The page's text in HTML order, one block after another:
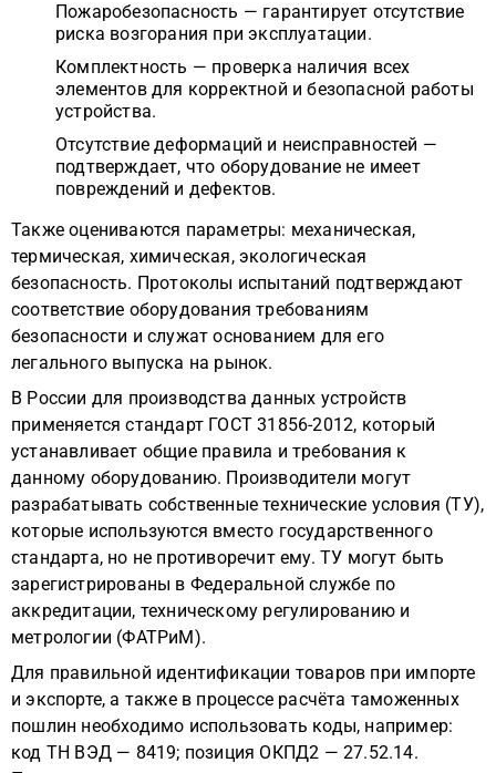
Пожаробезопасность — гарантирует отсутствие
риска возгорания при эксплуатации.
Комплектность — проверка наличия всех
элементов для корректной и безопасной работы
устройства.
Отсутствие деформаций и неисправностей —
подтверждает, что оборудование не имеет
повреждений и дефектов.
Также оцениваются параметры: механическая,
термическая, химическая, экологическая
безопасность. Протоколы испытаний подтверждают
соответствие оборудования требованиям
безопасности и служат основанием для его
легального выпуска на рынок.
В России для производства данных устройств
применяется стандарт ГОСТ 31856-2012, который
устанавливает общие правила и требования к
данному оборудованию. Производители могут
разрабатывать собственные технические условия (ТУ),
которые используются вместо государственного
стандарта, но не противоречит ему. ТУ могут быть
зарегистрированы в Федеральной службе по
аккредитации, техническому регулированию и
метрологии (ФАТРиМ).
Для правильной идентификации товаров при импорте
и экспорте, а также в процессе расчёта таможенных
пошлин необходимо использовать коды, например:
код ТН ВЭД — 8419; позиция ОКПД2 — 27.52.14.